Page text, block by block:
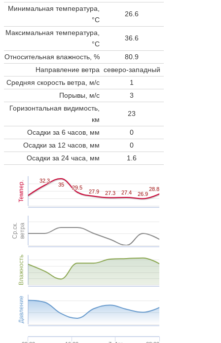
Минимальная температура,
°C
26.6
Максимальная температура,
°C
36.6
Относительная влажность, %
80.9
Направление ветра северо-западный
Средняя скорость ветра, м/с
1
Порывы, м/с
3
Горизонтальная видимость,
км
23
Осадки за 6 часов, мм
0
Осадки за 12 часов, мм
0
Осадки за 24 часа, мм
1.6
Темпер.
Ср.ск.ветра
Влажность
Давление
32.3
32.3
35
35 29.5
29.5
27.9
27.9 27.3
27.3 27.4
27.4 26.9
26.9
28.8
28.8